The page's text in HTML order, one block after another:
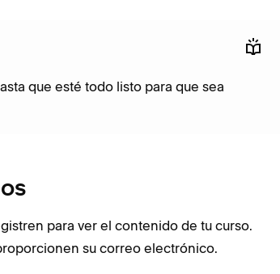
que esté todo listo para que sea
para ver el contenido de tu curso.
su correo electrónico.